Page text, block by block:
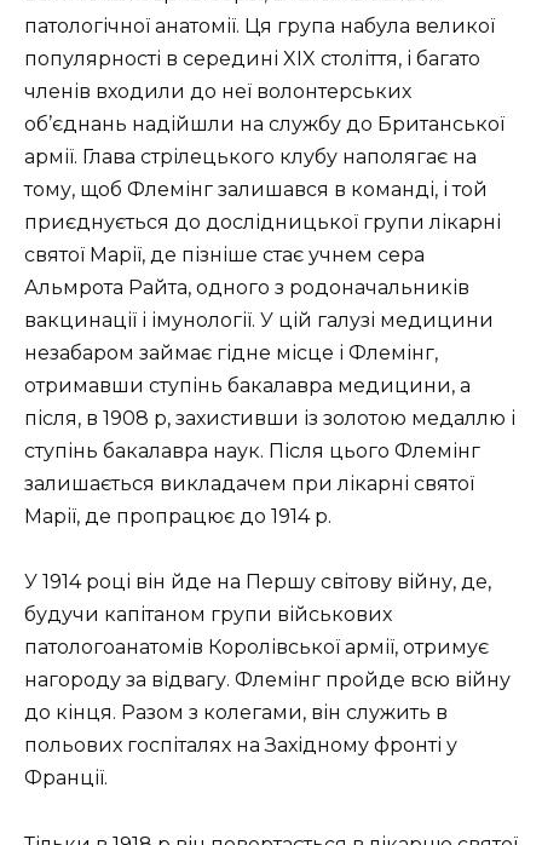
патологічної анатомії. Ця група набула великої
популярності в середині XIX століття, і багато
членів входили до неї волонтерських
об’єднань надійшли на службу до Британської
армії. Глава стрілецького клубу наполягає на
тому, щоб Флемінг залишався в команді, і той
приєднується до дослідницької групи лікарні
святої Марії, де пізніше стає учнем сера
Альмрота Райта, одного з родоначальників
вакцинації і імунології. У цій галузі медицини
незабаром займає гідне місце і Флемінг,
отримавши ступінь бакалавра медицини, а
після, в 1908 р, захистивши із золотою медаллю і
ступінь бакалавра наук. Після цього Флемінг
залишається викладачем при лікарні святої
Марії, де пропрацює до 1914 р.
У 1914 році він йде на Першу світову війну, де,
будучи капітаном групи військових
патологоанатомів Королівської армії, отримує
нагороду за відвагу. Флемінг пройде всю війну
до кінця. Разом з колегами, він служить в
польових госпіталях на Західному фронті у
Франції.